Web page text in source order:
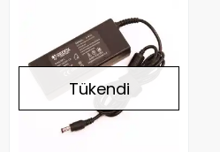
Tükendi